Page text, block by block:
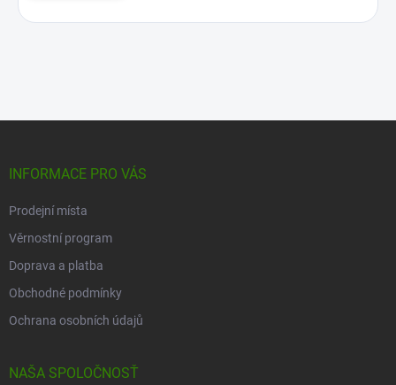
INFORMACE PRO VÁS
Prodejní místa
Věrnostní program
Doprava a platba
Obchodné podmínky
Ochrana osobních údajů
NAŠA SPOLOČNOSŤ